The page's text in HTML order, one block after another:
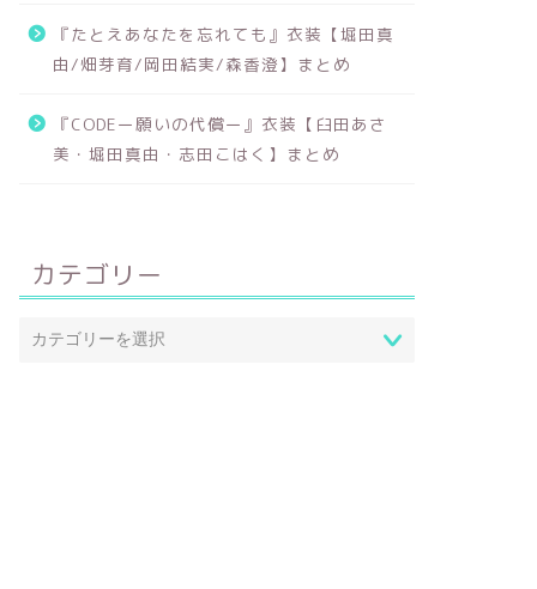
『たとえあなたを忘れても』衣装【堀田真
由/畑芽育/岡田結実/森香澄】まとめ
『CODEー願いの代償ー』衣装【臼田あさ
美・堀田真由・志田こはく】まとめ
カテゴリー